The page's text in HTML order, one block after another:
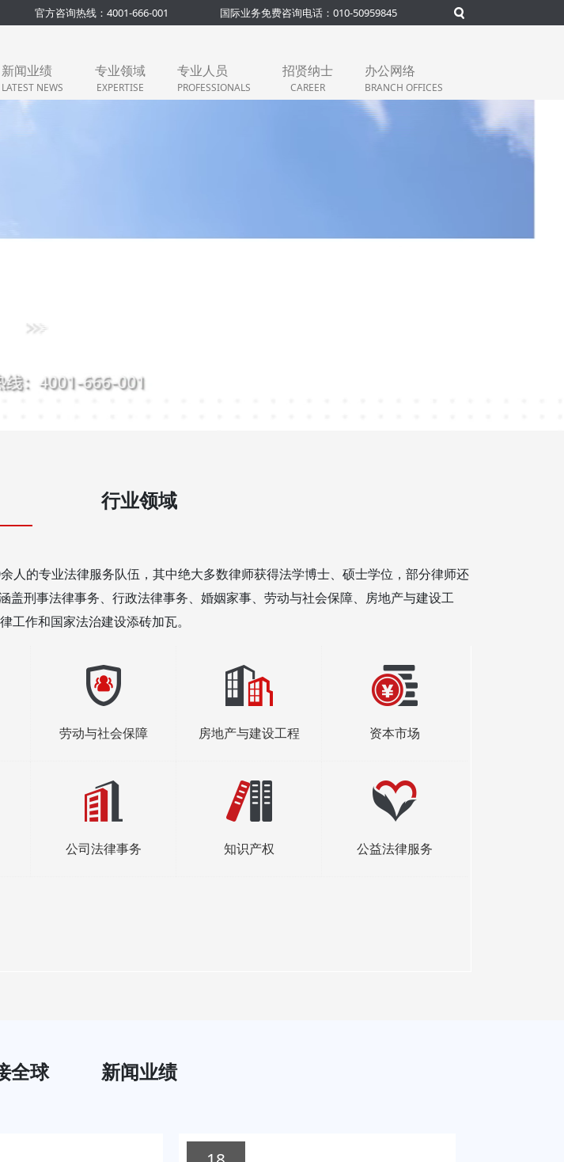
官方咨询热线：4001-666-001 国际业务免费咨询电话：010-50959845
新闻业绩
LATEST NEWS
专业领域
EXPERTISE
专业人员
PROFESSIONALS
招贤纳士
CAREER
办公网络
BRANCH OFFICES
行业领域
的专业法律服务队伍，其中绝大多数律师获得法学博士、硕士学位，部分律师还
刑事法律事务、行政法律事务、婚姻家事、劳动与社会保障、房地产与建设工
作和国家法治建设添砖加瓦。
劳动与社会保障 房地产与建设工程 资本市场
公司法律事务 知识产权 公益法律服务
全球 新闻业绩
北京
北京市朝阳区东四环中路37号京
师律师大厦
德国杜
塞尔多夫
Steinstrae 2, 40212
Düsseldorf
上海市虹口区海伦路440号金融
街（海伦）中心A座33、30层
天津
天津市南开区黄河道38号北京商
中心商务区旷世国际大厦B座
园街交叉口海澜洲际酒店24层
广东省中山市城南一路1号